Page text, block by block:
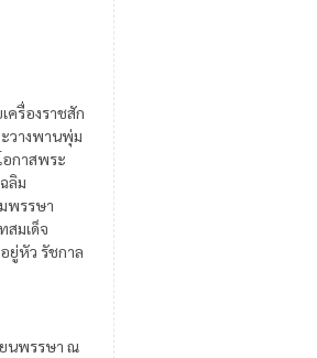
ครื่องราชสัก
วางพานพุ่ม
อกาสพระ
ลิม
พรรษา
มเด็จ
ยู่หัว รัชกาล
นพรรษา ณ